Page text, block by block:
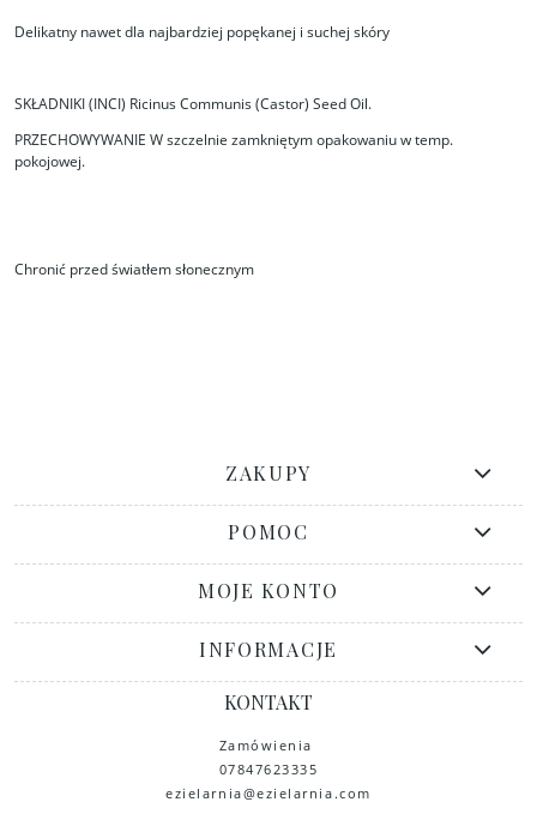
Delikatny nawet dla najbardziej popękanej i suchej skóry
SKŁADNIKI (INCI) Ricinus Communis (Castor) Seed Oil.
PRZECHOWYWANIE W szczelnie zamkniętym opakowaniu w temp.
pokojowej.
Chronić przed światłem słonecznym
ZAKUPY
POMOC
MOJE KONTO
INFORMACJE
KONTAKT
Zamówienia
07847623335
ezielarnia@ezielarnia.com